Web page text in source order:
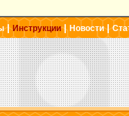
|Инструкции| Новости|